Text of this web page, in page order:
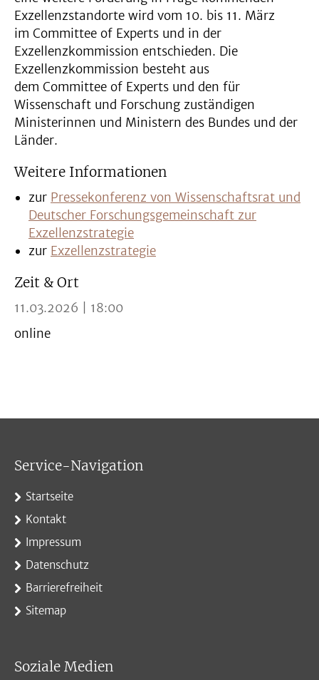
Exzellenzstandorte wird vom 10. bis 11. März
im Committee of Experts und in der
Exzellenzkommission entschieden. Die
Exzellenzkommission besteht aus
dem Committee of Experts und den für
Wissenschaft und Forschung zuständigen
Ministerinnen und Ministern des Bundes und der
Länder.
Weitere Informationen
zur Pressekonferenz von Wissenschaftsrat und
Deutscher Forschungsgemeinschaft zur
Exzellenzstrategie
zur Exzellenzstrategie
Zeit & Ort
11.03.2026 | 18:00
online
Service-Navigation
Startseite
Kontakt
Impressum
Datenschutz
Barrierefreiheit
Sitemap
Soziale Medien